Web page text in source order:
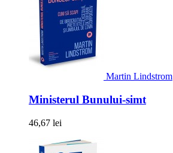
Martin Lindstrom
Ministerul Bunului-simt
46,67 lei